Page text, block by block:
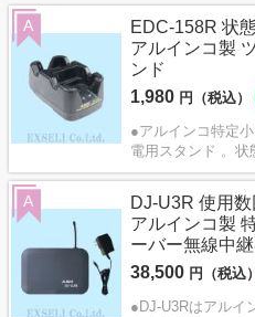
EDC-158R 状
アルインコ製
ンド
1,980 円（税込）
●アルインコ特定
電用スタンド 。状
A
DJ-U3R 使用
アルインコ製
ーバー無線中
38,500 円（税込）
●DJ-U3Rはアルイ
A